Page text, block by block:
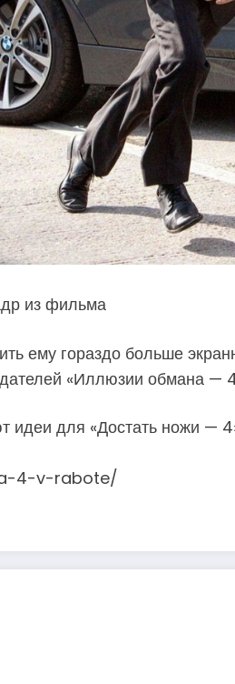
из фильма
ему гораздо больше
«Иллюзии обмана
идеи для «Достать ножи
4-v-rabote/